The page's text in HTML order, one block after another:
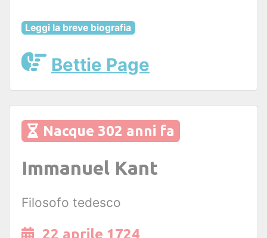
Leggi la breve biografia
Bettie Page
Nacque 302 anni fa
Immanuel Kant
Filosofo tedesco
22 aprile 1724